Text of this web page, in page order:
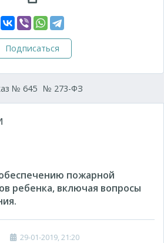
Подписаться
№ 645 № 273-ФЗ
пожарной
ребенка, включая вопросы
29-01-2019, 21:20